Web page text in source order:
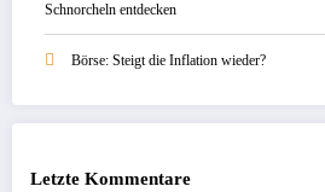
Schnorcheln entdecken
Börse: Steigt die Inflation wieder?
Letzte Kommentare